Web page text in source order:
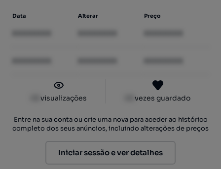
Data Alterar Preço
visualizações vezes guardado
Entre na sua conta ou crie uma nova para aceder ao histórico
completo dos seus anúncios, incluindo alterações de preços
Iniciar sessão e ver detalhes